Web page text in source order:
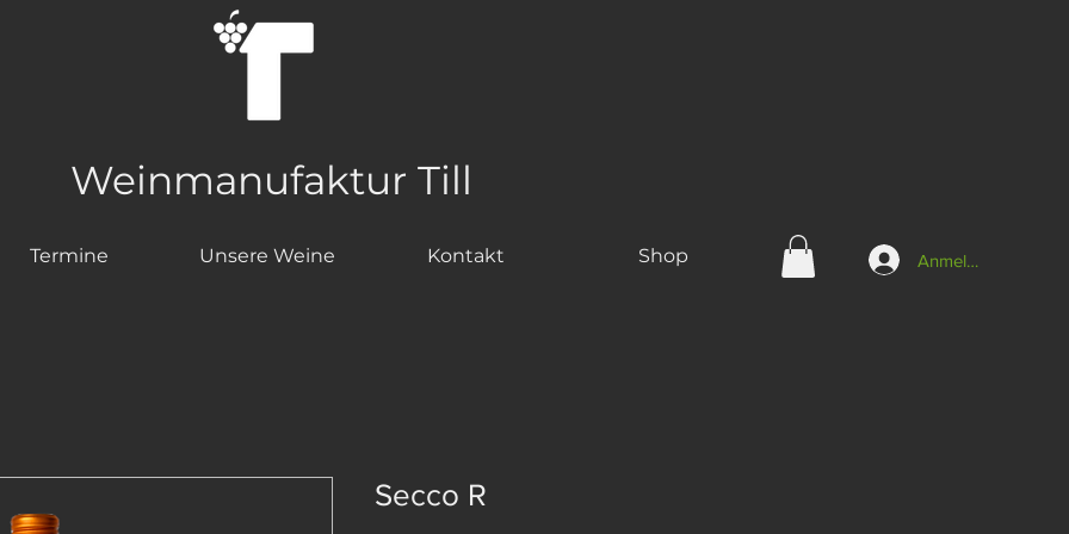
Weinmanufaktur Till
Termine Unsere Weine Kontakt Shop Anmelden
Secco R